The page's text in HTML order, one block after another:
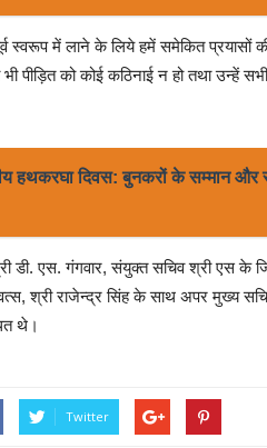
स्वरूप में लाने के लिये हमें समेकित प्रयासों
भी पीड़ित को कोई कठिनाई न हो तथा उन्हें
हथकरघा दिवस: बुनकरों के सम्मान और
डी. एस. गंगवार, संयुक्त सचिव श्री एस
श्री राजेन्द्र सिंह के साथ अपर मुख्य
थे।
Twitter